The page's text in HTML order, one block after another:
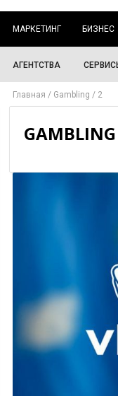
МАРКЕТИНГ БИЗНЕС
АГЕНТСТВА
Главная Gambling 2